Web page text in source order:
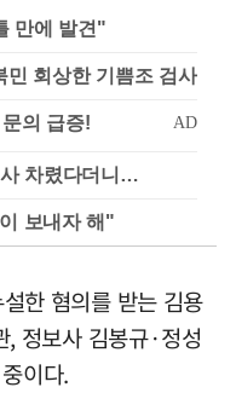
만에 발견"
회상한 기쁨조 검사
차렸다더니…
보내자 해"
한 혐의를 받는 김용
정보사 김봉규·정성
이다.